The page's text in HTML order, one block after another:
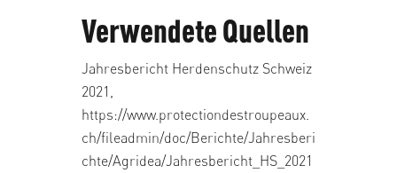
Verwendete Quellen
Jahresbericht Herdenschutz Schweiz
2021,
https://www.protectiondestroupeaux.
ch/fileadmin/doc/Berichte/Jahresberi
chte/Agridea/Jahresbericht_HS_2021